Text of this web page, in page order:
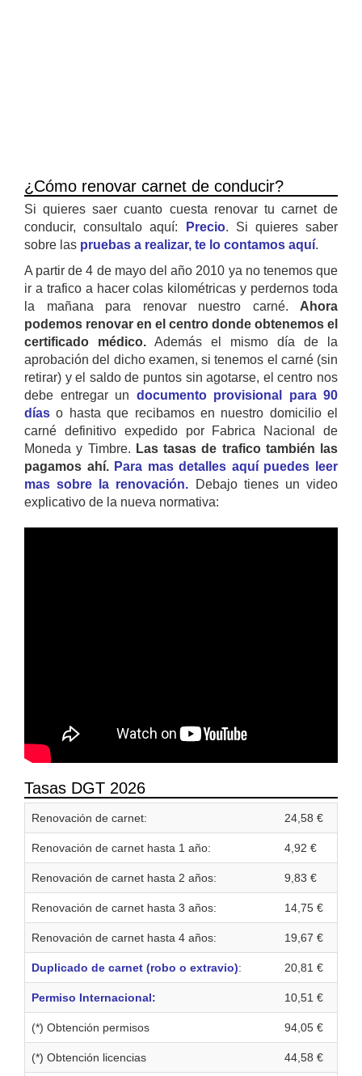
¿Cómo renovar carnet de conducir?
Si quieres saer cuanto cuesta renovar tu carnet de
conducir, consultalo aquí:
Precio. Si quieres saber
sobre las pruebas a realizar, te lo contamos aquí.
A partir de 4 de mayo del año 2010 ya no tenemos que
ir a trafico a hacer colas kilométricas y perdernos toda
la mañana para renovar nuestro carné. Ahora
podemos renovar en el centro donde obtenemos el
certificado médico. Además el mismo día de la
aprobación del dicho examen, si tenemos el carné (sin
retirar) y el saldo de puntos sin agotarse, el centro nos
debe entregar un documento provisional para 90
días o hasta que recibamos en nuestro domicilio el
carné definitivo expedido por Fabrica Nacional de
Moneda y Timbre. Las tasas de trafico también las
pagamos ahí. Para mas detalles aquí puedes leer
mas sobre la renovación. Debajo tienes un video
explicativo de la nueva normativa:
Tasas DGT 2026
Renovación de carnet: 24,58 €
Renovación de carnet hasta 1 año: 4,92 €
Renovación de carnet hasta 2 años: 9,83 €
Renovación de carnet hasta 3 años: 14,75 €
Renovación de carnet hasta 4 años: 19,67 €
Duplicado de carnet (robo o extravio): 20,81 €
Permiso Internacional: 10,51 €
(*) Obtención permisos 94,05 €
(*) Obtención licencias 44,58 €